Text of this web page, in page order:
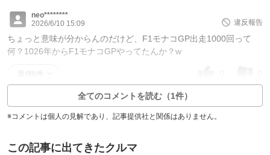
neo********
2026/6/10 15:09
違反報告
ちょっと意味が分からんのだけど、F1モナコGP出走1000回って
何？1026年からF1モナコGPやってたんか？w
全てのコメントを読む（1件）
※コメントは個人の見解であり、記事提供社と関係はありません。
この記事に出てきたクルマ